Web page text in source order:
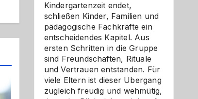
Kindergartenzeit endet,
schließen Kinder, Familien und
pädagogische Fachkräfte ein
entscheidendes Kapitel. Aus
ersten Schritten in die Gruppe
sind Freundschaften, Rituale
und Vertrauen entstanden. Für
viele Eltern ist dieser Übergang
zugleich freudig und wehmütig,